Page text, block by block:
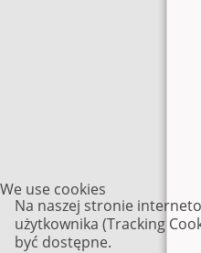
We use cookies
Na naszej stronie
użytkownika (Tracking
być dostępne.